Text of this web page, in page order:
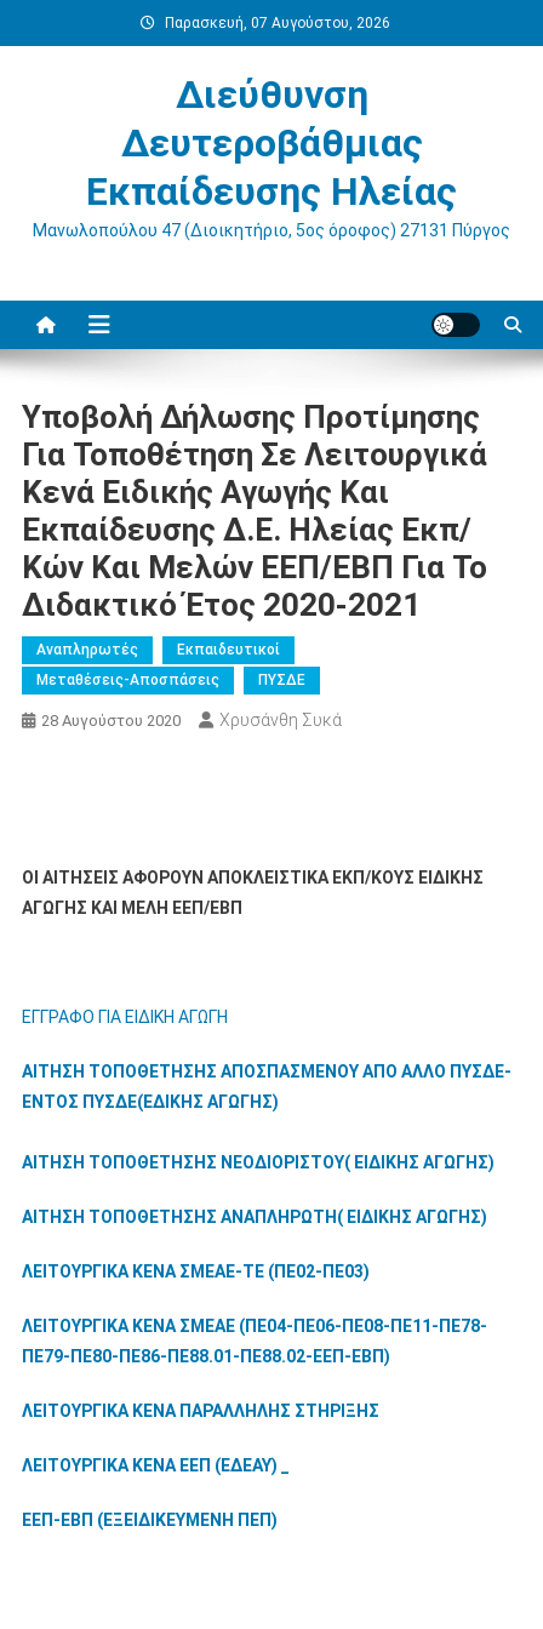
στο
Παρασκευή, 07 Αυγούστου, 2026
Διεύθυνση
Δευτεροβάθμιας
Εκπαίδευσης Ηλείας
Μανωλοπούλου 47 (Διοικητήριο, 5ος όροφος) 27131 Πύργος
Υποβολή Δήλωσης Προτίμησης
Για Τοποθέτηση Σε Λειτουργικά
Κενά Ειδικής Αγωγής Και
Εκπαίδευσης Δ.Ε. Ηλείας Εκπ/
Κών Και Μελών ΕΕΠ/ΕΒΠ Για Το
Διδακτικό Έτος 2020-2021
Αναπληρωτές
Εκπαιδευτικοί
Μεταθέσεις-Αποσπάσεις
ΠΥΣΔΕ
28 Αυγούστου 2020 Χρυσάνθη Συκά
ΟΙ ΑΙΤΗΣΕΙΣ ΑΦΟΡΟΥΝ ΑΠΟΚΛΕΙΣΤΙΚΑ ΕΚΠ/ΚΟΥΣ ΕΙΔΙΚΗΣ
ΑΓΩΓΗΣ ΚΑΙ ΜΕΛΗ ΕΕΠ/ΕΒΠ
ΕΓΓΡΑΦΟ ΓΙΑ ΕΙΔΙΚΗ ΑΓΩΓΗ
ΑΙΤΗΣΗ ΤΟΠΟΘΕΤΗΣΗΣ ΑΠΟΣΠΑΣΜΕΝΟΥ ΑΠΟ ΑΛΛΟ ΠΥΣΔΕ-
ΕΝΤΟΣ ΠΥΣΔΕ(ΕΔΙΚΗΣ ΑΓΩΓΗΣ)
ΑΙΤΗΣΗ ΤΟΠΟΘΕΤΗΣΗΣ ΝΕΟΔΙΟΡΙΣΤΟΥ( ΕΙΔΙΚΗΣ ΑΓΩΓΗΣ)
ΑΙΤΗΣΗ ΤΟΠΟΘΕΤΗΣΗΣ ΑΝΑΠΛΗΡΩΤΗ( ΕΙΔΙΚΗΣ ΑΓΩΓΗΣ)
ΛΕΙΤΟΥΡΓΙΚΑ ΚΕΝΑ ΣΜΕΑΕ-ΤΕ (ΠΕ02-ΠΕ03)
ΛΕΙΤΟΥΡΓΙΚΑ ΚΕΝΑ ΣΜΕΑΕ (ΠΕ04-ΠΕ06-ΠΕ08-ΠΕ11-ΠΕ78-
ΠΕ79-ΠΕ80-ΠΕ86-ΠΕ88.01-ΠΕ88.02-ΕΕΠ-ΕΒΠ)
ΛΕΙΤΟΥΡΓΙΚΑ ΚΕΝΑ ΠΑΡΑΛΛΗΛΗΣ ΣΤΗΡΙΞΗΣ
ΛΕΙΤΟΥΡΓΙΚΑ ΚΕΝΑ ΕΕΠ (ΕΔΕΑΥ) _
ΕΕΠ-ΕΒΠ (ΕΞΕΙΔΙΚΕΥΜΕΝΗ ΠΕΠ)